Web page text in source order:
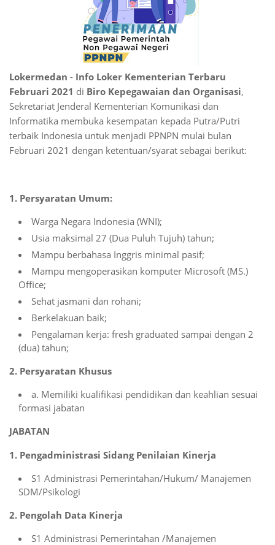
Lokermedan - Info Loker Kementerian Terbaru
Februari 2021 di Biro Kepegawaian dan Organisasi,
Sekretariat Jenderal Kementerian Komunikasi dan
Informatika membuka kesempatan kepada Putra/Putri
terbaik Indonesia untuk menjadi PPNPN mulai bulan
Februari 2021 dengan ketentuan/syarat sebagai berikut:
1. Persyaratan Umum:
Warga Negara Indonesia (WNI);
Usia maksimal 27 (Dua Puluh Tujuh) tahun;
Mampu berbahasa Inggris minimal pasif;
Mampu mengoperasikan komputer Microsoft (MS.)
Office;
Sehat jasmani dan rohani;
Berkelakuan baik;
Pengalaman kerja: fresh graduated sampai dengan 2
(dua) tahun;
2. Persyaratan Khusus
a. Memiliki kualifikasi pendidikan dan keahlian sesuai
formasi jabatan
JABATAN
1. Pengadministrasi Sidang Penilaian Kinerja
S1 Administrasi Pemerintahan/Hukum/ Manajemen
SDM/Psikologi
2. Pengolah Data Kinerja
S1 Administrasi Pemerintahan /Manajemen